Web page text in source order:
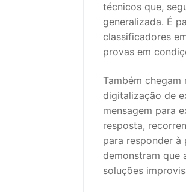
ENSINO ARTÍSTICO
EDUCAÇÃO ESPECIAL
ENSINO SUPERIOR
PROFESSORES
DOCENTES
Formação
técnicos que,
generalizada. É
classificadores
provas em
Também
digitalização de
mensagem para
resposta,
para responder à
demonstram que
soluções